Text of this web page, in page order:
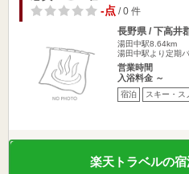
-点/ 0 件
長野県 / 下高井
湯田中駅8.64km
湯田中駅より定期
営業時間
入浴料金 ～
宿泊 スキー・ス
楽天トラベルの